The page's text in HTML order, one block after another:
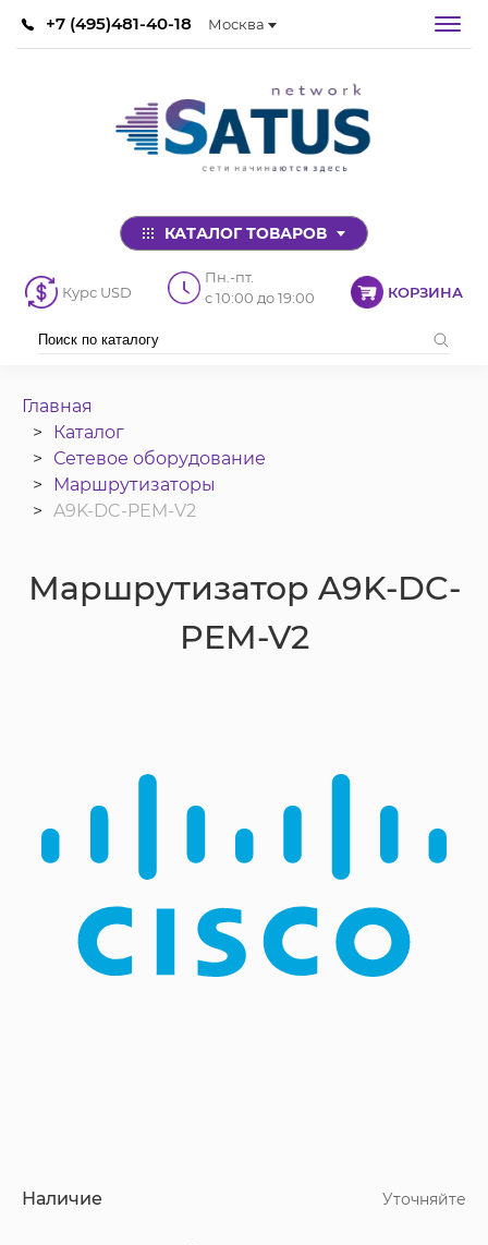
+7 (495)481-40-18 Москва
КАТАЛОГ ТОВАРОВ
Курс USD
Пн.-пт.
с 10:00 до 19:00
КОРЗИНА
Главная
Каталог
Сетевое оборудование
Маршрутизаторы
A9K-DC-PEM-V2
Маршрутизатор A9K-DC-
PEM-V2
Наличие Уточняйте